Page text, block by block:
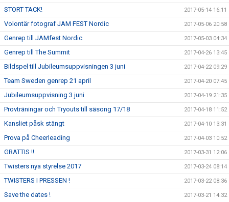
STORT TACK! 2017-05-14 16:11
Volontär fotograf JAM FEST Nordic 2017-05-06 20:58
Genrep till JAMfest Nordic 2017-05-03 04:34
Genrep till The Summit 2017-04-26 13:45
Bildspel till Jubileumsuppvisningen 3 juni 2017-04-22 09:29
Team Sweden genrep 21 april 2017-04-20 07:45
Jubileumsuppvisning 3 juni 2017-04-19 21:35
Provträningar och Tryouts till säsong 17/18 2017-04-18 11:52
Kansliet påsk stängt 2017-04-10 13:31
Prova på Cheerleading 2017-04-03 10:52
GRATTIS !! 2017-03-31 12:06
Twisters nya styrelse 2017 2017-03-24 08:14
TWISTERS I PRESSEN ! 2017-03-22 08:36
Save the dates ! 2017-03-21 14:32